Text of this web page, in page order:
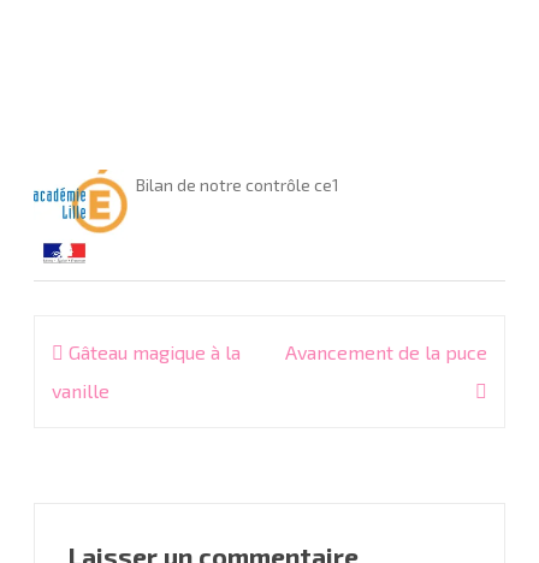
Bilan de notre contrôle ce1
Navigation
de
Gâteau magique à la
vanille
Avancement de la puce
Laisser un commentaire